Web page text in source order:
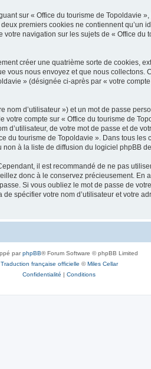
sur « Office du tourisme de Topoldavie
premiers cookies ne contiennent qu’un
navigation sur les sujets de « Office
créer une quatrième sorte de cookies,
vous nous envoyez et que nous
» (désignée ci-après par « votre
d’utilisateur ») et un mot de passe
compte sur « Office du tourisme de
de votre mot de passe et de
du tourisme de Topoldavie ». Dans tous
à la liste de diffusion du logiciel phpBB
il est recommandé de ne pas
donc à le conservez précieusement.
Si vous oubliez le mot de passe de
spécifier votre nom d’utilisateur et votre
parphpBB® Forum Software © phpBB Limited
Traduction française officielle ©Miles Cellar
Confidentialité | Conditions